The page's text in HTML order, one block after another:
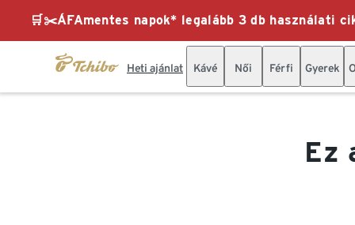
🛒✂️ÁFAmentes napok* legalább 3 db használati
Heti ajánlat Kávé Női Férfi Gyerek
Ez